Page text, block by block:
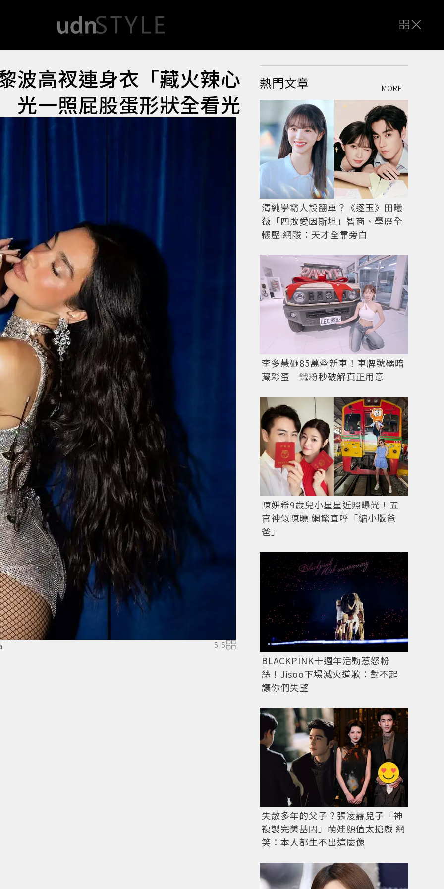
波高衩連身衣「藏火辣心
一照屁股蛋形狀全看光
5 /5
杜娃黎波高衩連身衣「藏火辣心機太有看頭」。圖／
熱門文章 MORE
清純學霸人設翻車？《逐玉》田曦
薇「四敗愛因斯坦」智商、學歷全
輾壓 網酸：天才全靠旁白
李多慧砸85萬牽新車！車牌號碼暗
藏彩蛋 鐵粉秒破解真正用意
陳妍希9歲兒小星星近照曝光！五
官神似陳曉 網驚直呼「縮小版爸
爸」
BLACKPINK十週年活動惹怒粉
絲！Jisoo下場滅火道歉：對不起
讓你們失望
失散多年的父子？張凌赫兒子「神
複製完美基因」萌娃顏值太搶戲 網
笑：本人都生不出這麼像